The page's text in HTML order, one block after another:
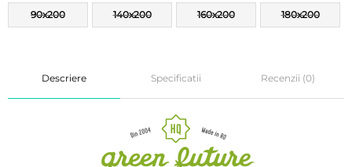
90x200 140x200 160x200 180x200
Descriere Specificatii Recenzii (0)